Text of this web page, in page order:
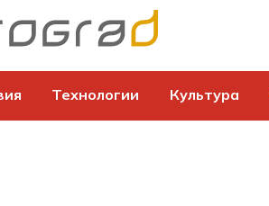
Технологии Культура